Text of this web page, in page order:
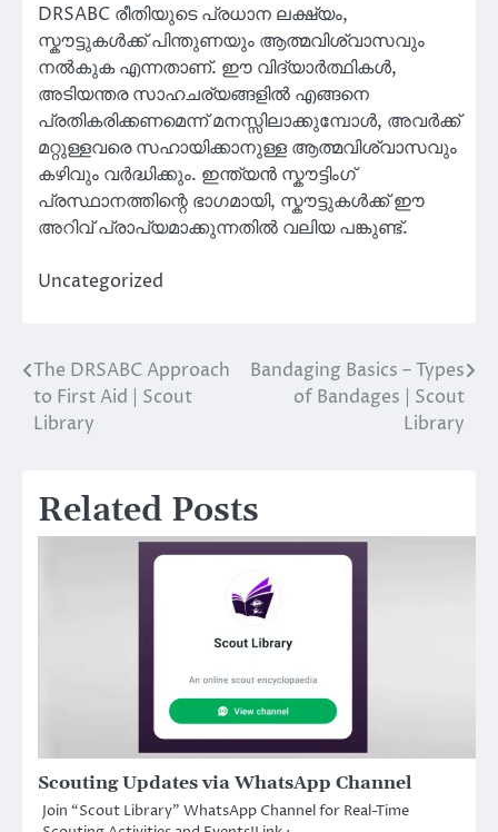
DRSABC രീതിയുടെ പ്രധാന ലക്ഷ്യം,
സ്കൗട്ടുകൾക്ക് പിന്തുണയും ആത്മവിശ്വാസവും
നൽകുക എന്നതാണ്. ഈ വിദ്യാർത്ഥികൾ,
അടിയന്തര സാഹചര്യങ്ങളിൽ എങ്ങനെ
പ്രതികരിക്കണമെന്ന് മനസ്സിലാക്കുമ്പോൾ, അവർക്ക്
മറ്റുള്ളവരെ സഹായിക്കാനുള്ള ആത്മവിശ്വാസവും
കഴിവും വർദ്ധിക്കും. ഇന്ത്യൻ സ്കൗട്ടിംഗ്
പ്രസ്ഥാനത്തിന്റെ ഭാഗമായി, സ്കൗട്ടുകൾക്ക് ഈ
അറിവ് പ്രാപ്യമാക്കുന്നതിൽ വലിയ പങ്കുണ്ട്.
Uncategorized
Post
navigation
The DRSABC Approach
to First Aid | Scout
Library
Bandaging Basics – Types
of Bandages | Scout
Library
Related Posts
Scouting Updates via WhatsApp Channel
Join “Scout Library” WhatsApp Channel for Real-Time